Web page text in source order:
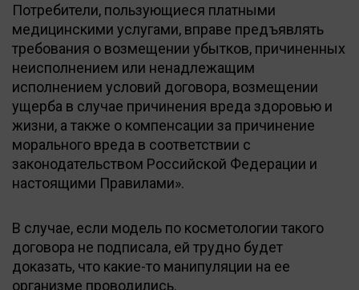
Потребители, пользующиеся платными
медицинскими услугами, вправе предъявлять
требования о возмещении убытков, причиненных
неисполнением или ненадлежащим
исполнением условий договора, возмещении
ущерба в случае причинения вреда здоровью и
жизни, а также о компенсации за причинение
морального вреда в соответствии с
законодательством Российской Федерации и
настоящими Правилами».
В случае, если модель по косметологии такого
договора не подписала, ей трудно будет
доказать, что какие-то манипуляции на ее
организме проводились.